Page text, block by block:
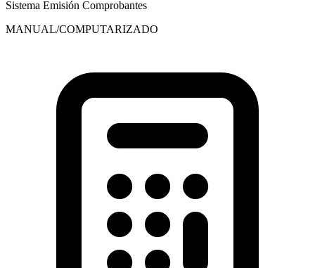
Sistema Emisión Comprobantes
MANUAL/COMPUTARIZADO